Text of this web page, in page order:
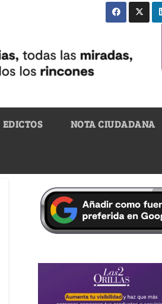
EDICTOS NOTA CIUDADANA